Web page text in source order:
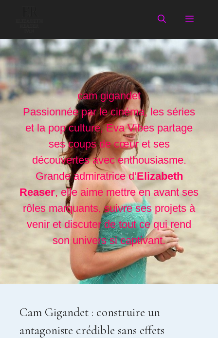
Menu
cam gigandet
Passionnée par le cinéma, les séries
et la pop culture, Eva Vibes partage
ses coups de cœur et ses
découvertes avec enthousiasme.
Grande admiratrice d’Elizabeth
Reaser, elle aime mettre en avant ses
rôles marquants, suivre ses projets à
venir et discuter de tout ce qui rend
son univers si captivant.
Cam Gigandet : construire un
antagoniste crédible sans effets